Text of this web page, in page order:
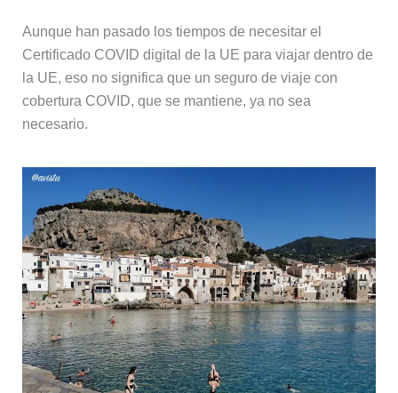
Aunque han pasado los tiempos de necesitar el
Certificado COVID digital de la UE para viajar dentro de
la UE, eso no significa que un seguro de viaje con
cobertura COVID, que se mantiene, ya no sea
necesario.